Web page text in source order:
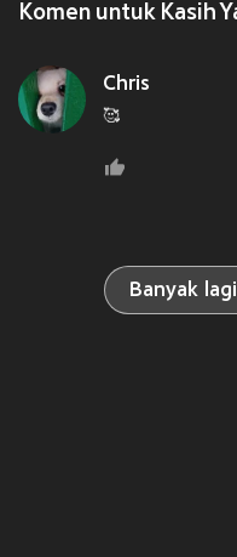
Komen untuk Kasih
Chris
🥰
Banyak